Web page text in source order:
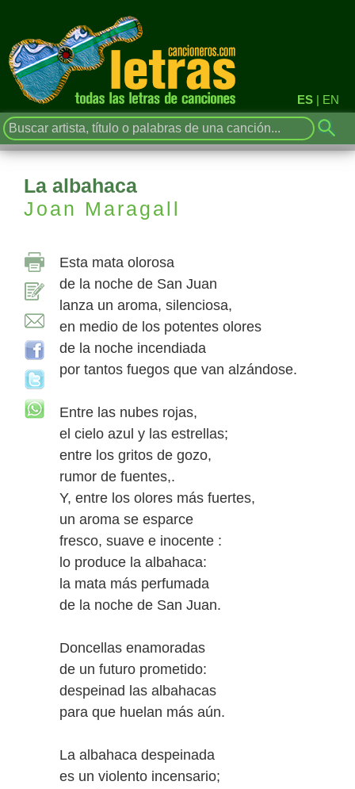
ES | EN
La albahaca
Joan Maragall
Esta mata olorosa
de la noche de San Juan
lanza un aroma, silenciosa,
en medio de los potentes olores
de la noche incendiada
por tantos fuegos que van alzándose.
Entre las nubes rojas,
el cielo azul y las estrellas;
entre los gritos de gozo,
rumor de fuentes,.
Y, entre los olores más fuertes,
un aroma se esparce
fresco, suave e inocente :
lo produce la albahaca:
la mata más perfumada
de la noche de San Juan.
Doncellas enamoradas
de un futuro prometido:
despeinad las albahacas
para que huelan más aún.
La albahaca despeinada
es un violento incensario;